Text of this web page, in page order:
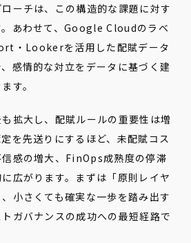
ーチは、この構造的な課題に対す
。あわせて、Google Cloudのラベ
・Lookerを活用した配賦データ
感情的な対立をデータに基づく建
す。
拡大し、配賦ルールの重要性は増
を先送りにするほど、未配賦コス
信感の増大、FinOps成熟度の停滞
広がります。まずは「原則レイヤ
小さくても確実な一歩を踏み出す
ガバナンスの成功への最短経路で